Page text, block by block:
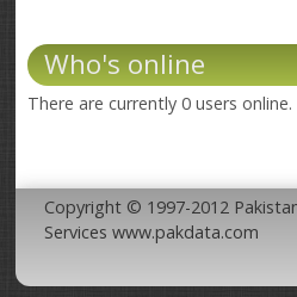
Who's online
There are currently 0 users online.
Copyright © 1997-2012
Services www.pakdata.com